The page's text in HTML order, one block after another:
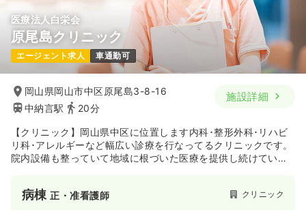
医療法人白栄会
原尾島クリニック
エージェント求人 車通勤可
岡山県岡山市中区原尾島3-8-16
中納言駅
20分
施設詳細
【クリニック】岡山県中区に位置します内科･整形外科･リハビ
リ科･アレルギーなど幅広い診療を行なってるクリニックです。
院内設備も整っていて地域に根づいた医療を提供し続けていま
病棟正・准看護師 クリニック